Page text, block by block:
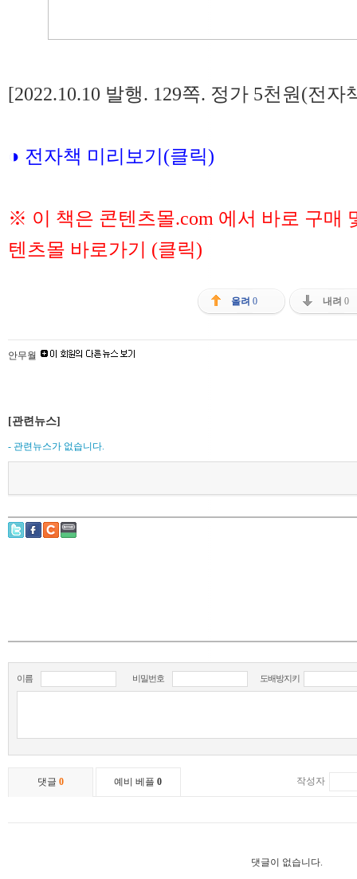
[2022.10.10 발행. 129쪽. 정가 5천원(전자
◑ 전자책 미리보기(클릭)
※ 이 책은 콘텐츠몰.com 에서 바로 구매
텐츠몰 바로가기 (클릭)
올려 0 내려 0
안무월
[관련뉴스]
- 관련뉴스가 없습니다.